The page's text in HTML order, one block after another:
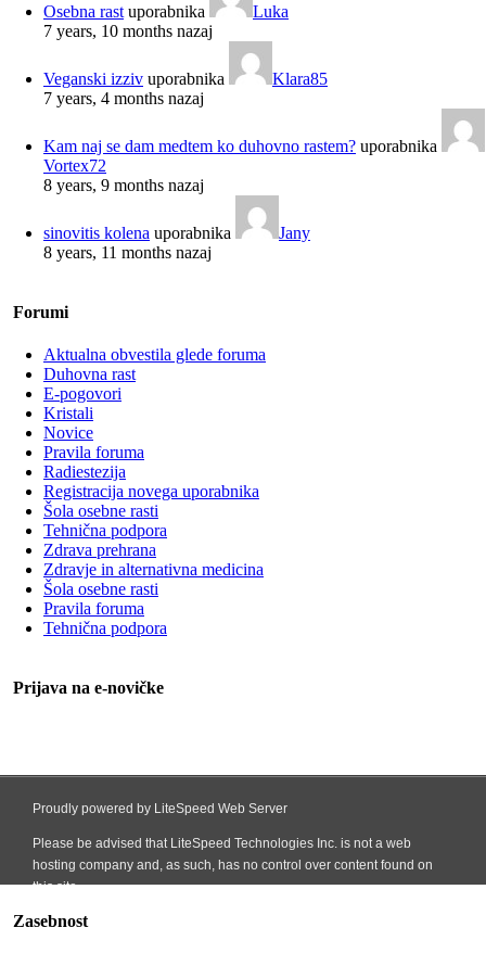
Osebna rast uporabnika
Luka
7 years, 10 months nazaj
Veganski izziv uporabnika
Klara85
7 years, 4 months nazaj
Kam naj se dam medtem ko duhovno rastem? uporabnika
Vortex72
8 years, 9 months nazaj
sinovitis kolena uporabnika
Jany
8 years, 11 months nazaj
Forumi
Aktualna obvestila glede foruma
Duhovna rast
E-pogovori
Kristali
Novice
Pravila foruma
Radiestezija
Registracija novega uporabnika
Šola osebne rasti
Tehnična podpora
Zdrava prehrana
Zdravje in alternativna medicina
Šola osebne rasti
Pravila foruma
Tehnična podpora
Prijava na e-novičke
Zasebnost